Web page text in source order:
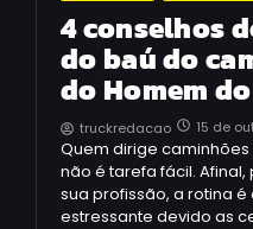
4 conselhos
do baú do
do Homem
truckredacao 15 de
Quem dirige
não é tarefa fácil.
sua profissão, a rotina
estressante devido as